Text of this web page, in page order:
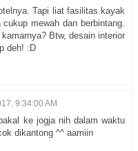
Tapi liat fasilitas kayak
mewah dan berbintang.
Btw, desain interior
deh! :D
9:34:00 AM
ke jogja nih dalam waktu
dikantong ^^ aamiin